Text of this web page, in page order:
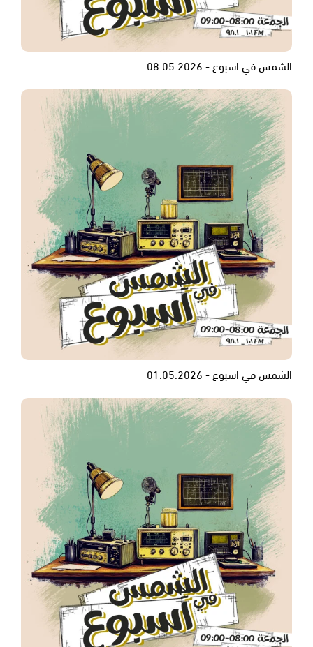
الشمس في اسبوع - 08.05.2026
الشمس في اسبوع - 01.05.2026